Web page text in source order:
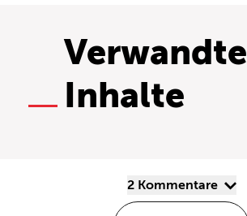
Verwandte
Inhalte
2 Kommentare